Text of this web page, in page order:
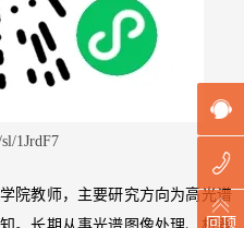
1JrdF7
院教师，主要研究方向为高光谱
回顶